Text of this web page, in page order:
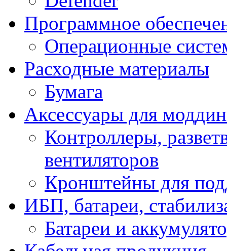
Программное
Операционные
Расходные материалы
Бумага
Аксессуары для
Контроллеры,
вентиляторов
Кронштейны для
ИБП, батареи,
Батареи и